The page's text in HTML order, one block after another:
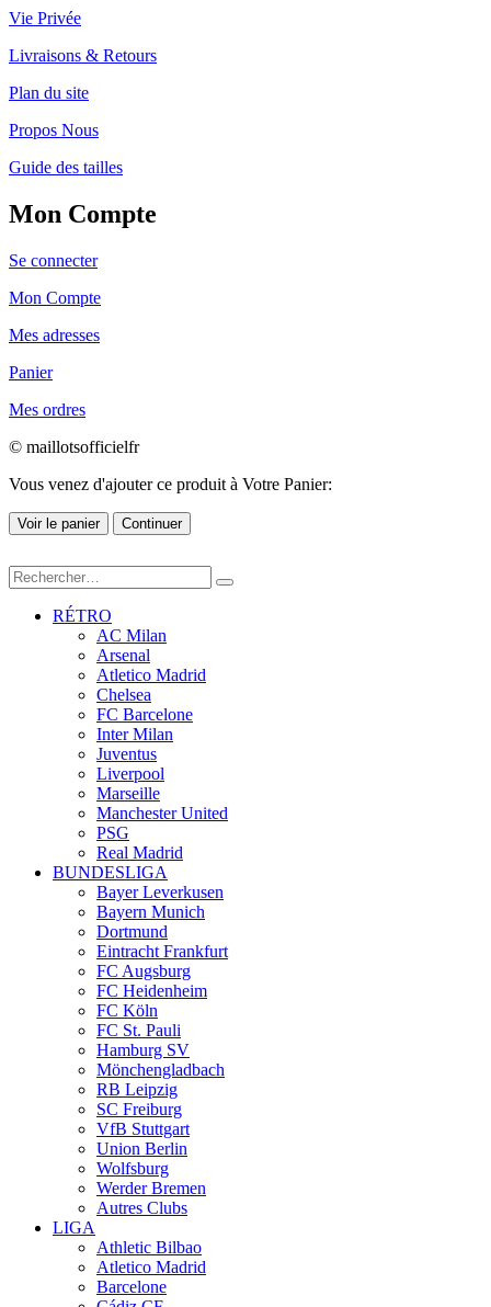
Vie Privée
Livraisons & Retours
Plan du site
Propos Nous
Guide des tailles
Mon Compte
Se connecter
Mon Compte
Mes adresses
Panier
Mes ordres
© maillotsofficielfr
Vous venez d'ajouter ce produit à Votre Panier:
Voir le panier Continuer
RÉTRO
AC Milan
Arsenal
Atletico Madrid
Chelsea
FC Barcelone
Inter Milan
Juventus
Liverpool
Marseille
Manchester United
PSG
Real Madrid
BUNDESLIGA
Bayer Leverkusen
Bayern Munich
Dortmund
Eintracht Frankfurt
FC Augsburg
FC Heidenheim
FC Köln
FC St. Pauli
Hamburg SV
Mönchengladbach
RB Leipzig
SC Freiburg
VfB Stuttgart
Union Berlin
Wolfsburg
Werder Bremen
Autres Clubs
LIGA
Athletic Bilbao
Atletico Madrid
Barcelone